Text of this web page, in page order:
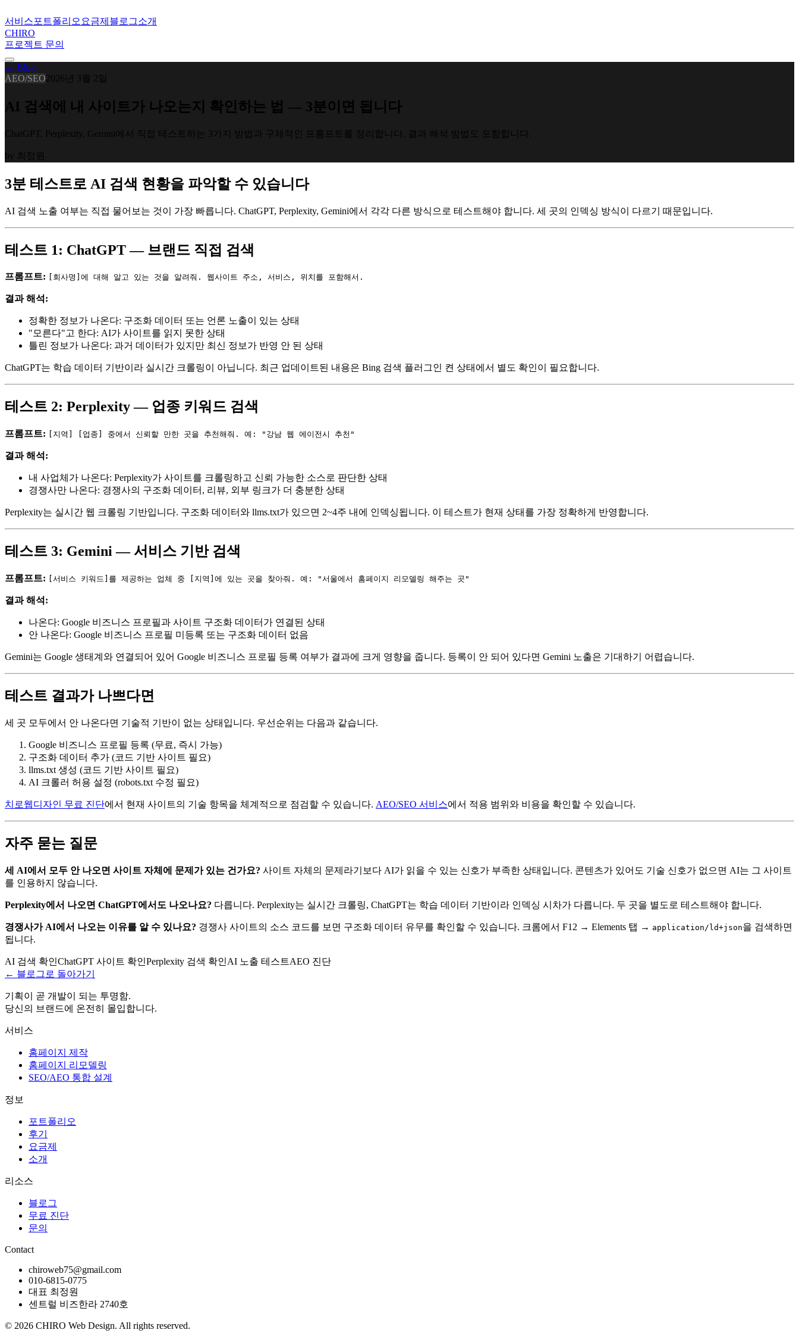
서비스포트폴리오 요금제 블로그소개
CHIRO
프로젝트 문의
← Blog
AEO/SEO 2026년 3월 2일
AI 검색에 내 사이트가 나오는지 확인하는 법 — 3분이면 됩니다
ChatGPT, Perplexity, Gemini에서 직접 테스트하는 3가지 방법과 구체적인 프롬프트를 정리합니다. 결과 해석 방법도 포함합니다.
by 최정원
3분 테스트로 AI 검색 현황을 파악할 수 있습니다
AI 검색 노출 여부는 직접 물어보는 것이 가장 빠릅니다. ChatGPT, Perplexity, Gemini에서 각각 다른 방식으로 테스트해야 합니다. 세 곳의 인덱싱 방식이 다르기 때문입니다.
테스트 1: ChatGPT — 브랜드 직접 검색
프롬프트: [회사명]에 대해 알고 있는 것을 알려줘. 웹사이트 주소, 서비스, 위치를 포함해서.
결과 해석:
정확한 정보가 나온다: 구조화 데이터 또는 언론 노출이 있는 상태
"모른다"고 한다: AI가 사이트를 읽지 못한 상태
틀린 정보가 나온다: 과거 데이터가 있지만 최신 정보가 반영 안 된 상태
ChatGPT는 학습 데이터 기반이라 실시간 크롤링이 아닙니다. 최근 업데이트된 내용은 Bing 검색 플러그인 켠 상태에서 별도 확인이 필요합니다.
테스트 2: Perplexity — 업종 키워드 검색
프롬프트: [지역] [업종] 중에서 신뢰할 만한 곳을 추천해줘. 예: "강남 웹 에이전시 추천"
결과 해석:
내 사업체가 나온다: Perplexity가 사이트를 크롤링하고 신뢰 가능한 소스로 판단한 상태
경쟁사만 나온다: 경쟁사의 구조화 데이터, 리뷰, 외부 링크가 더 충분한 상태
Perplexity는 실시간 웹 크롤링 기반입니다. 구조화 데이터와 llms.txt가 있으면 2~4주 내에 인덱싱됩니다. 이 테스트가 현재 상태를 가장 정확하게 반영합니다.
테스트 3: Gemini — 서비스 기반 검색
프롬프트: [서비스 키워드]를 제공하는 업체 중 [지역]에 있는 곳을 찾아줘. 예: "서울에서 홈페이지 리모델링 해주는 곳"
결과 해석:
나온다: Google 비즈니스 프로필과 사이트 구조화 데이터가 연결된 상태
안 나온다: Google 비즈니스 프로필 미등록 또는 구조화 데이터 없음
Gemini는 Google 생태계와 연결되어 있어 Google 비즈니스 프로필 등록 여부가 결과에 크게 영향을 줍니다. 등록이 안 되어 있다면 Gemini 노출은 기대하기 어렵습니다.
테스트 결과가 나쁘다면
세 곳 모두에서 안 나온다면 기술적 기반이 없는 상태입니다. 우선순위는 다음과 같습니다.
Google 비즈니스 프로필 등록 (무료, 즉시 가능)
구조화 데이터 추가 (코드 기반 사이트 필요)
llms.txt 생성 (코드 기반 사이트 필요)
AI 크롤러 허용 설정 (robots.txt 수정 필요)
치로웹디자인 무료 진단에서 현재 사이트의 기술 항목을 체계적으로 점검할 수 있습니다. AEO/SEO 서비스에서 적용 범위와 비용을 확인할 수 있습니다.
자주 묻는 질문
세 AI에서 모두 안 나오면 사이트 자체에 문제가 있는 건가요? 사이트 자체의 문제라기보다 AI가 읽을 수 있는 신호가 부족한 상태입니다. 콘텐츠가 있어도 기술 신호가 없으면 AI는 그 사이트
를 인용하지 않습니다.
Perplexity에서 나오면 ChatGPT에서도 나오나요? 다릅니다. Perplexity는 실시간 크롤링, ChatGPT는 학습 데이터 기반이라 인덱싱 시차가 다릅니다. 두 곳을 별도로 테스트해야 합니다.
경쟁사가 AI에서 나오는 이유를 알 수 있나요? 경쟁사 사이트의 소스 코드를 보면 구조화 데이터 유무를 확인할 수 있습니다. 크롬에서 F12 → Elements 탭 → application/ld+json을 검색하면
됩니다.
AI 검색 확인ChatGPT 사이트 확인Perplexity 검색 확인AI 노출 테스트AEO 진단
← 블로그로 돌아가기
기획이 곧 개발이 되는 투명함.
당신의 브랜드에 온전히 몰입합니다.
서비스
홈페이지 제작
홈페이지 리모델링
SEO/AEO 통합 설계
정보
포트폴리오
후기
요금제
소개
리소스
블로그
무료 진단
문의
Contact
chiroweb75@gmail.com
010-6815-0775
대표 최정원
센트럴 비즈한라 2740호
© 2026 CHIRO Web Design. All rights reserved.